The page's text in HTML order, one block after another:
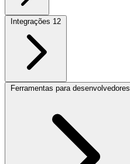
Integrações 12
Ferramentas para desenvolvedores